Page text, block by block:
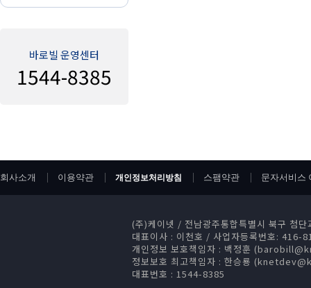
바로빌 운영센터
1544-8385
회사소개 이용약관 개인정보처리방침 스팸약관 문자서비스
(주)케이넷 / 전남광주통합특별시 북구 첨
대표이사 : 이천호 / 사업자등록번호: 416-
개인정보 보호책임자 : 백정훈
정보보호 최고책임자 : 한승룡
대표번호 : 1544-8385